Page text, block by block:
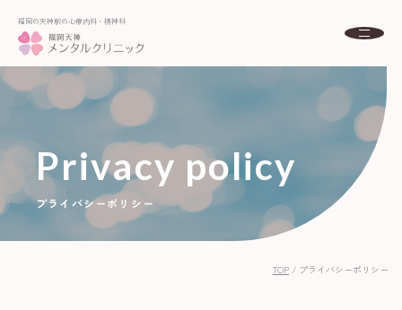
福岡の天神駅の心療内科・精神科
Privacy policy
プライバシーポリシー
TOP / プライバシーポリシー
福岡の天神駅の心療内科・精神科
About
初めての方へ
Menu
Doctor ドクター紹介